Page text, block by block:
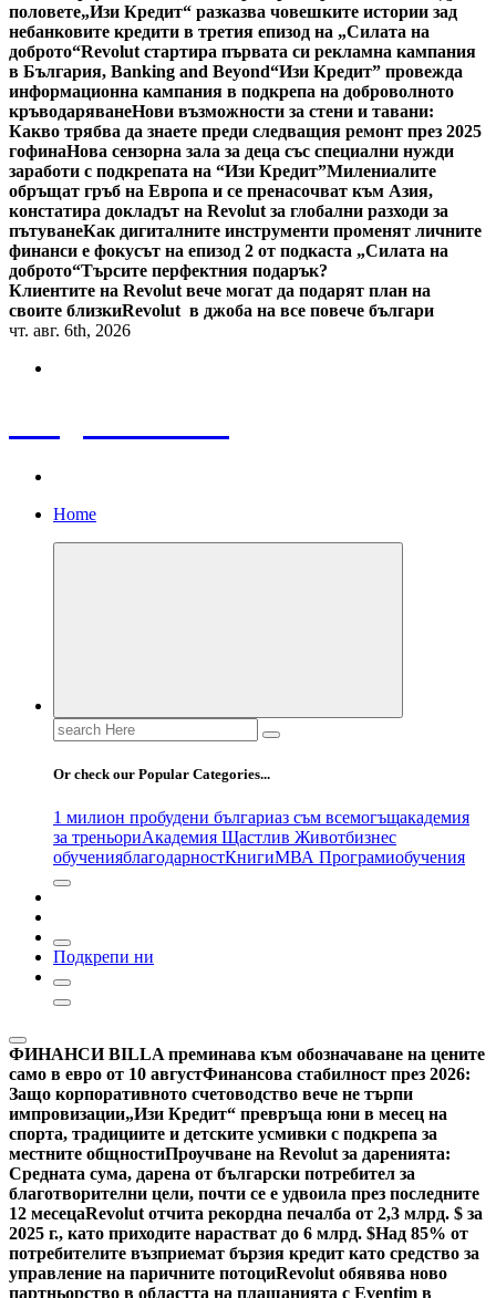
половете„Изи Кредит“ разказва човешките истории зад
небанковите кредити в третия епизод на „Силата на
доброто“Revolut стартира първата си рекламна кампания
в България, Banking and Beyond“Изи Кредит” провежда
информационна кампания в подкрепа на доброволното
кръводаряванеНови възможности за стени и тавани:
Какво трябва да знаете преди следващия ремонт през 2025
гофинаНова сензорна зала за деца със специални нужди
заработи с подкрепата на “Изи Кредит”Милениалите
обръщат гръб на Европа и се пренасочват към Азия,
констатира докладът на Revolut за глобални разходи за
пътуванеКак дигиталните инструменти променят личните
финанси е фокусът на епизод 2 от подкаста „Силата на
доброто“Търсите перфектния подарък?
Клиентите на Revolut вече могат да подарят план на
своите близкиRevolut в джоба на все повече българи
чт. авг. 6th, 2026
Home
Search
for:
Or check our Popular Categories...
1 милион пробудени българиаз съм всемогъщакадемия
за треньориАкадемия Щастлив Животбизнес
обученияблагодарностКнигиМВА Програмиобучения
Подкрепи ни
ФИНАНСИ BILLA преминава към обозначаване на цените
само в евро от 10 августФинансова стабилност през 2026:
Защо корпоративното счетоводство вече не търпи
импровизации„Изи Кредит“ превръща юни в месец на
спорта, традициите и детските усмивки с подкрепа за
местните общностиПроучване на Revolut за даренията:
Средната сума, дарена от български потребител за
благотворителни цели, почти се е удвоила през последните
12 месецаRevolut отчита рекордна печалба от 2,3 млрд. $ за
2025 г., като приходите нарастват до 6 млрд. $Над 85% от
потребителите възприемат бързия кредит като средство за
управление на паричните потоциRevolut обявява ново
партньорство в областта на плащанията с Eventim в